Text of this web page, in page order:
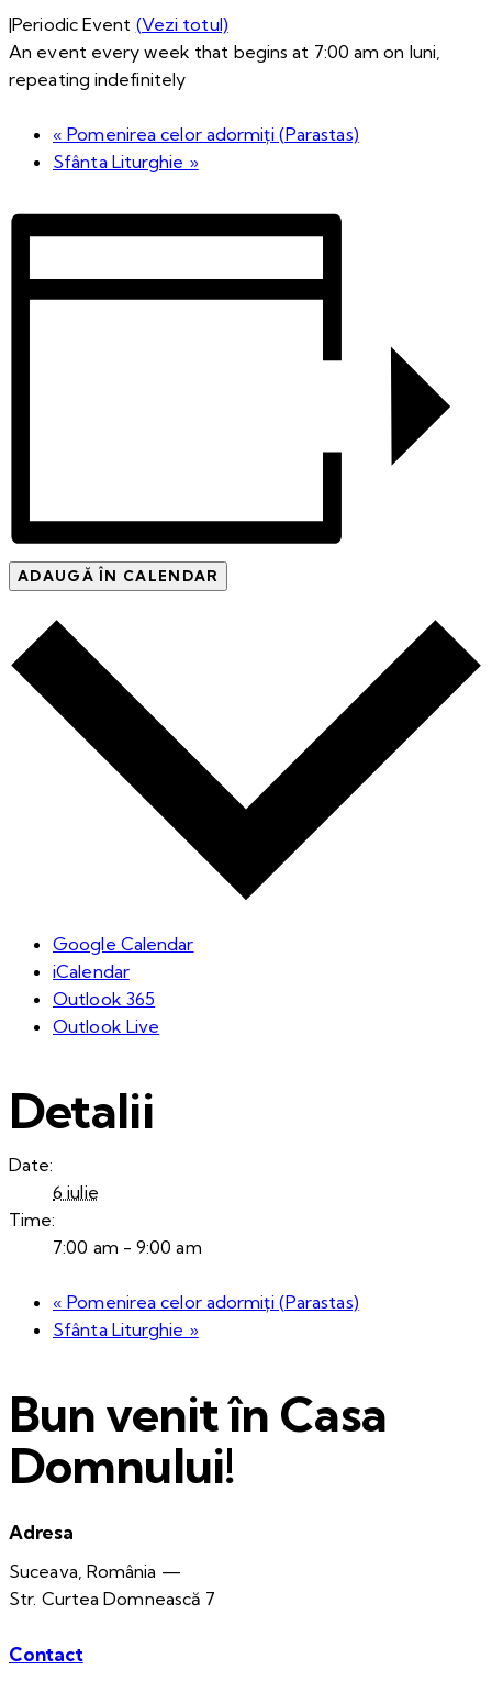
|Periodic Event (Vezi totul)
An event every week that begins at 7:00 am on luni,
repeating indefinitely
« Pomenirea celor adormiți (Parastas)
Sfânta Liturghie »
ADAUGĂ ÎN CALENDAR
Google Calendar
iCalendar
Outlook 365
Outlook Live
Detalii
Date:
6 iulie
Time:
7:00 am - 9:00 am
« Pomenirea celor adormiți (Parastas)
Sfânta Liturghie »
Bun venit în Casa
Domnului!
Adresa
Suceava, România —
Str. Curtea Domnească 7
Contact